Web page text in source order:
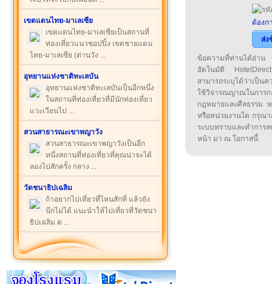
เขตแดนไทย-มาเลเซีย
เขตแดนไทย-มาเลเซียเป็นสถานที่
ท่องเที่ยวแนวชอปปิ้ง เขตชายแดน
ไทย-มาเลเซีย (ด่านวัง ...
อุทยานแห่งชาติทะเลบัน
อุทยานแห่งชาติทะเลบันเป็นอีกหนึ่ง
ในสถานที่ท่องเที่ยวที่มีนักท่องเที่ยว
แวะเวียนไป ...
สวนสาธารณะเขาพญาวัง
สวนสาธารณะเขาพญาวังเป็นอีก
หนึ่งสถานที่ท่องเที่ยวที่คุณน่าจะได้
ลองไปสักครั้ง กลาง ...
วัดชนาธิปเฉลิม
ถ้าอยากไปเที่ยวที่ไหนสักที่ แล้วยัง
นึกไม่ได้ แนะนำให้ไปเที่ยวที่วัดชนา
ธิปเฉลิม ต ...
ต้องก
ส่ง
ข้อความที่ท่านได้อ่าน
อัตโนมัติ
สามารถระบุได้ว่าเป็น
ใช้วิจารณญาณในกา
กฎหมายและศีลธรรม
หรือหน่วยงานใด กรุณา
ระบบทราบและทำกา
หน้า มา ณ โอกาสนี้